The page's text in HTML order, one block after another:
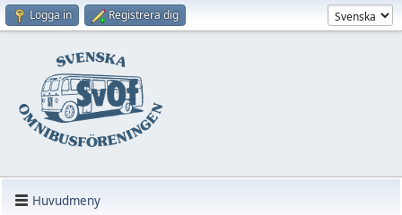
Logga in Registrera dig
Huvudmeny